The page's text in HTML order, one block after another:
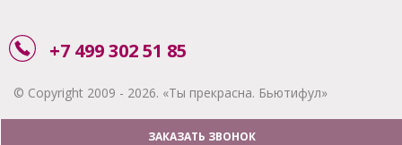
+7 499 302 51 85
© Copyright 2009 - 2026. «Ты прекрасна. Бьютифул»
ЗАКАЗАТЬ ЗВОНОК